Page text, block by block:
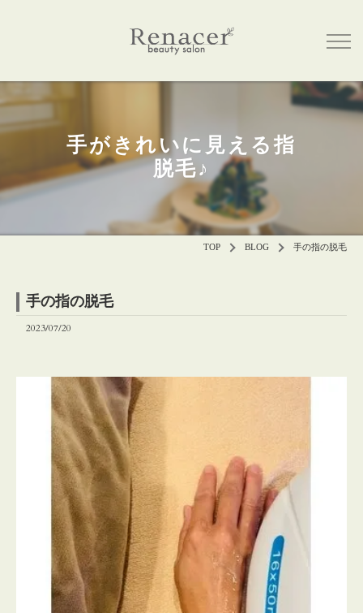
手がきれいに見える指
脱毛♪
TOP BLOG 手の指の脱毛
手の指の脱毛
2023/07/20